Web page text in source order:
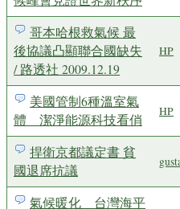
哥本哈根救氣候 最
後協議凸顯聯合國缺失
/ 路透社 2009.12.19
HP
美國管制6種溫室氣
體 潔淨能源科技看俏
HP
捍衛京都議定書 貧
國退席抗議
氣候暖化 台灣海平